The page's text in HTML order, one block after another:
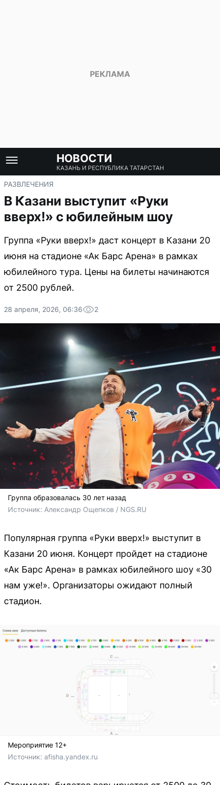
НОВОСТИ
КАЗАНЬ И РЕСПУБЛИКА ТАТАРСТАН
РАЗВЛЕЧЕНИЯ
В Казани выступит «Руки
вверх!» с юбилейным шоу
Группа «Руки вверх!» даст концерт в Казани 20
июня на стадионе «Ак Барс Арена» в рамках
юбилейного тура. Цены на билеты начинаются
от 2500 рублей.
28 апреля, 2026, 06:36 2
Группа образовалась 30 лет назад
Источник: Александр Ощепков / NGS.RU
Популярная группа «Руки вверх!» выступит в
Казани 20 июня. Концерт пройдет на стадионе
«Ак Барс Арена» в рамках юбилейного шоу «30
нам уже!». Организаторы ожидают полный
стадион.
Мероприятие 12+
Источник: afisha.yandex.ru